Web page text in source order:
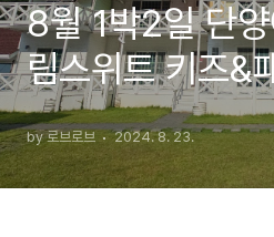
8월 1박2일 단
림스위트 키즈&
Trip to
[Dream Suite:
by 로브로브 2024. 8. 23.